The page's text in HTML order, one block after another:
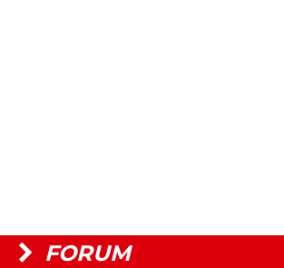
FORUM